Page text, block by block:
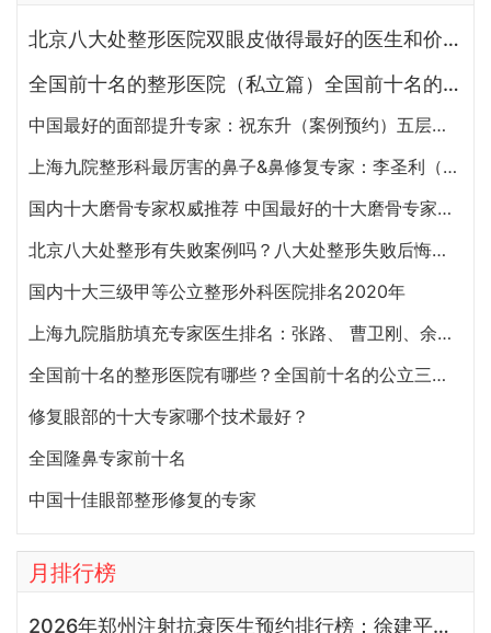
北京八大处整形医院双眼皮做得最好的医生和价格大全
全国前十名的整形医院（私立篇）全国前十名的私立整形医院排名大全
中国最好的面部提升专家：祝东升（案例预约）五层面部提升怎么样？
上海九院整形科最厉害的鼻子&鼻修复专家：李圣利（简介、案例、预约）
国内十大磨骨专家权威推荐 中国最好的十大磨骨专家排名
北京八大处整形有失败案例吗？八大处整形失败后悔怎么办？怎么投诉？
国内十大三级甲等公立整形外科医院排名2020年
上海九院脂肪填充专家医生排名：张路、 曹卫刚、余力（简介、案例、预约）
全国前十名的整形医院有哪些？全国前十名的公立三甲整形医院排名大全
修复眼部的十大专家哪个技术最好？
全国隆鼻专家前十名
中国十佳眼部整形修复的专家
月排行榜
2026年郑州注射抗衰医生预约排行榜：徐建平、张歌、赵永华、张婉霞、王妍芝、唐喜、李娟、朱怡梦哪个好？